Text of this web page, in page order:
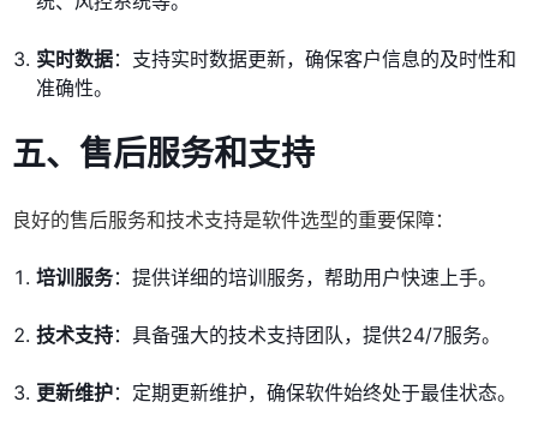
实时数据：支持实时数据更新，确保客户信息的及时性和
准确性。
五、售后服务和支持
良好的售后服务和技术支持是软件选型的重要保障：
培训服务：提供详细的培训服务，帮助用户快速上手。
技术支持：具备强大的技术支持团队，提供24/7服务。
更新维护：定期更新维护，确保软件始终处于最佳状态。